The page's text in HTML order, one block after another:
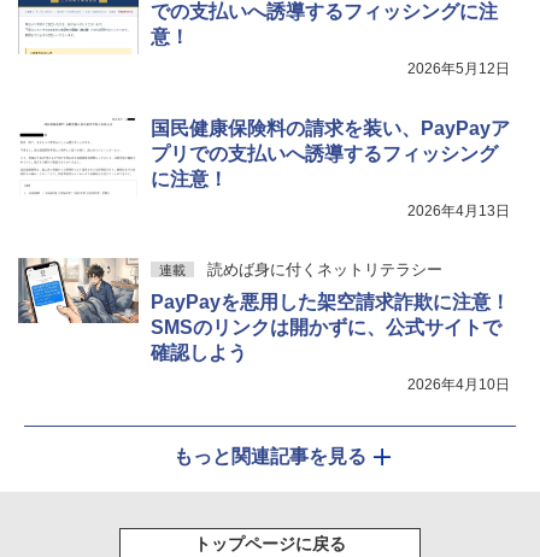
での支払いへ誘導するフィッシングに注
意！
2026年5月12日
国民健康保険料の請求を装い、PayPayア
プリでの支払いへ誘導するフィッシング
に注意！
2026年4月13日
連載 読めば身に付くネットリテラシー
PayPayを悪用した架空請求詐欺に注意！
SMSのリンクは開かずに、公式サイトで
確認しよう
2026年4月10日
もっと関連記事を見る
トップページに戻る